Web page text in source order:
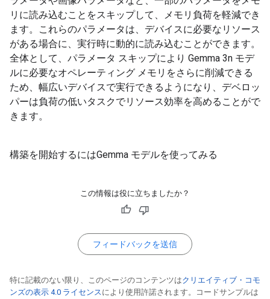
リに読み込むことをスキップして、メモリ負荷を軽減でき
ます。これらのパラメータは、デバイスに必要なリソース
がある場合に、実行時に動的に読み込むことができます。
全体として、パラメータ スキップにより Gemma 3n モデ
ルに必要なオペレーティング メモリをさらに削減できる
ため、幅広いデバイスで実行できるようになり、デベロッ
パーは負荷の低いタスクでリソース効率を高めることがで
きます。
構築を開始するにはGemma モデルを使ってみる
この情報は役に立ちましたか？
フィードバックを送信
特に記載のない限り、このページのコンテンツはクリエイティブ・コモ
ンズの表示 4.0 ライセンスにより使用許諾されます。コードサンプルは